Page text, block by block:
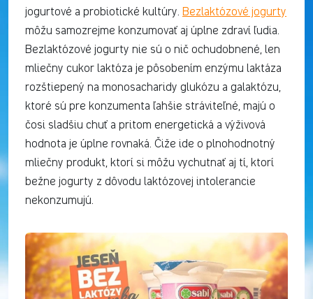
jogurtové a probiotické kultúry. Bezlaktózové jogurty
môžu samozrejme konzumovať aj úplne zdraví ľudia.
Bezlaktózové jogurty nie sú o nič ochudobnené, len
mliečny cukor laktóza je pôsobením enzýmu laktáza
rozštiepený na monosacharidy glukózu a galaktózu,
ktoré sú pre konzumenta ľahšie stráviteľné, majú o
čosi sladšiu chuť a pritom energetická a výživová
hodnota je úplne rovnaká. Čiže ide o plnohodnotný
mliečny produkt, ktorí si môžu vychutnať aj tí, ktorí
bežne jogurty z dôvodu laktózovej intolerancie
nekonzumujú.